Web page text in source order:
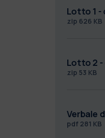
Lotto 1
zip 626 KB
Lotto 2
zip 53 KB
Verbale
pdf 281 KB